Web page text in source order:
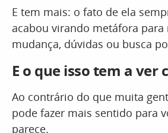
E tem mais: o fato de ela
acabou virando metáfora
mudança, dúvidas ou busca
E o que isso tem a ver
Ao contrário do que muita
pode fazer mais sentido para
parece.